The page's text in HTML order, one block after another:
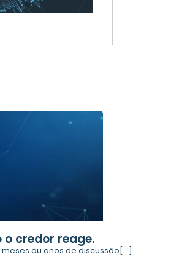
credor reage.
ou anos de discussão[...]